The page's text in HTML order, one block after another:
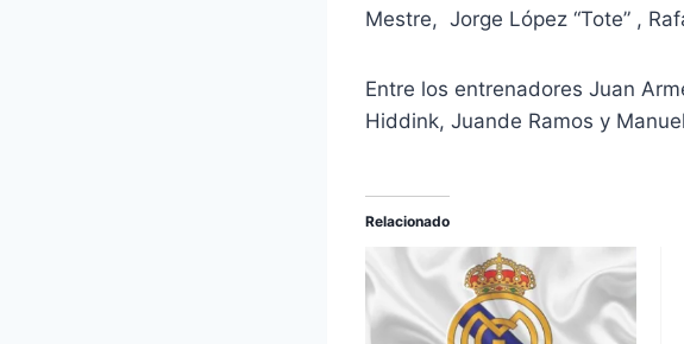
Mestre, Jorge López “Tote” ,
Entre los entrenadores Juan
Hiddink, Juande Ramos y
Relacionado